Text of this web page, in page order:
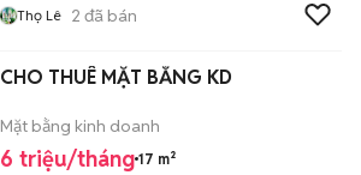
Thọ Lê 2 đã bán
CHO THUÊ MẶT BẰNG KD
Mặt bằng kinh doanh
6 triệu/tháng 17 m²